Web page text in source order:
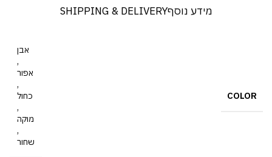
מידע נוסףSHIPPING & DELIVERY
COLOR
אבן
,
אפור
,
כחול
,
מוקה
,
שחור